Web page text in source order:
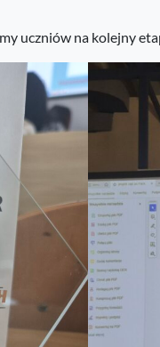
uczniów na kolejny